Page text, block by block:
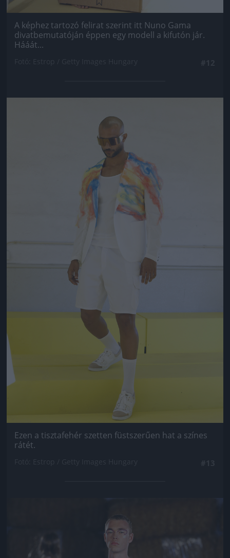
A képhez tartozó felirat szerint itt Nuno Gama
divatbemutatóján éppen egy modell a kifutón jár.
Hááát...
Ezen a tisztafehér szetten füstszerűen hat a színes
rátét.